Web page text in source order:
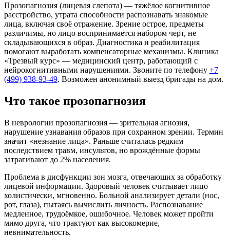
Прозопагнозия (лицевая слепота) — тяжёлое когнитивное
расстройство, утрата способности распознавать знакомые
лица, включая своё отражение. Зрение острое, предметы
различимы, но лицо воспринимается набором черт, не
складывающихся в образ. Диагностика и реабилитация
помогают выработать компенсаторные механизмы. Клиника
«Трезвый курс» — медицинский центр, работающий с
нейрокогнитивными нарушениями. Звоните по телефону +7
(499) 938-93-49. Возможен анонимный выезд бригады на дом.
Что такое прозопагнозия
В неврологии прозопагнозия — зрительная агнозия,
нарушение узнавания образов при сохранном зрении. Термин
значит «незнание лица». Раньше считалась редким
последствием травм, инсультов, но врождённые формы
затрагивают до 2% населения.
Проблема в дисфункции зон мозга, отвечающих за обработку
лицевой информации. Здоровый человек считывает лицо
холистически, мгновенно. Больной анализирует детали (нос,
рот, глаза), пытаясь вычислить личность. Распознавание
медленное, трудоёмкое, ошибочное. Человек может пройти
мимо друга, что трактуют как высокомерие,
невнимательность.